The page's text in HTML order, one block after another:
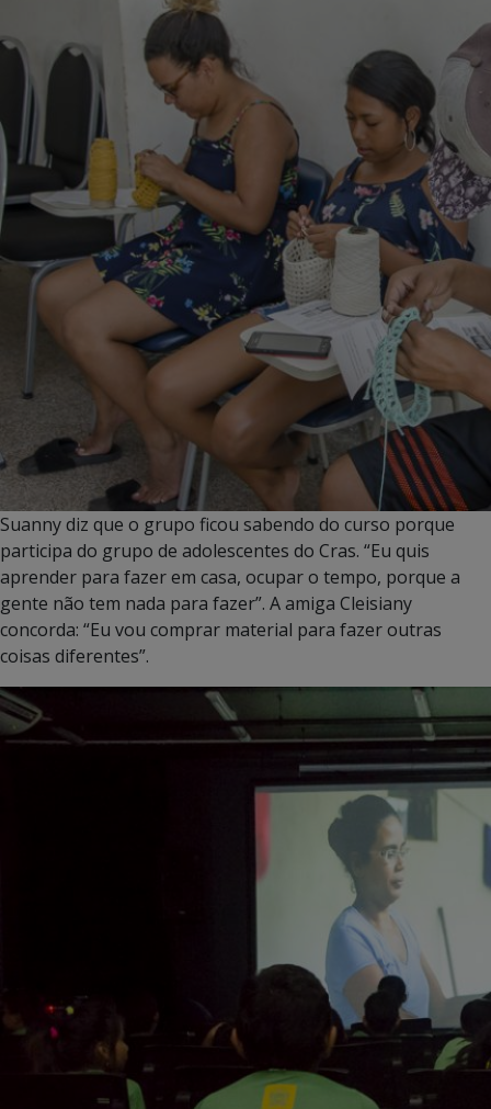
Suanny diz que o grupo ficou sabendo do curso porque
participa do grupo de adolescentes do Cras. “Eu quis
aprender para fazer em casa, ocupar o tempo, porque a
gente não tem nada para fazer”. A amiga Cleisiany
concorda: “Eu vou comprar material para fazer outras
coisas diferentes”.